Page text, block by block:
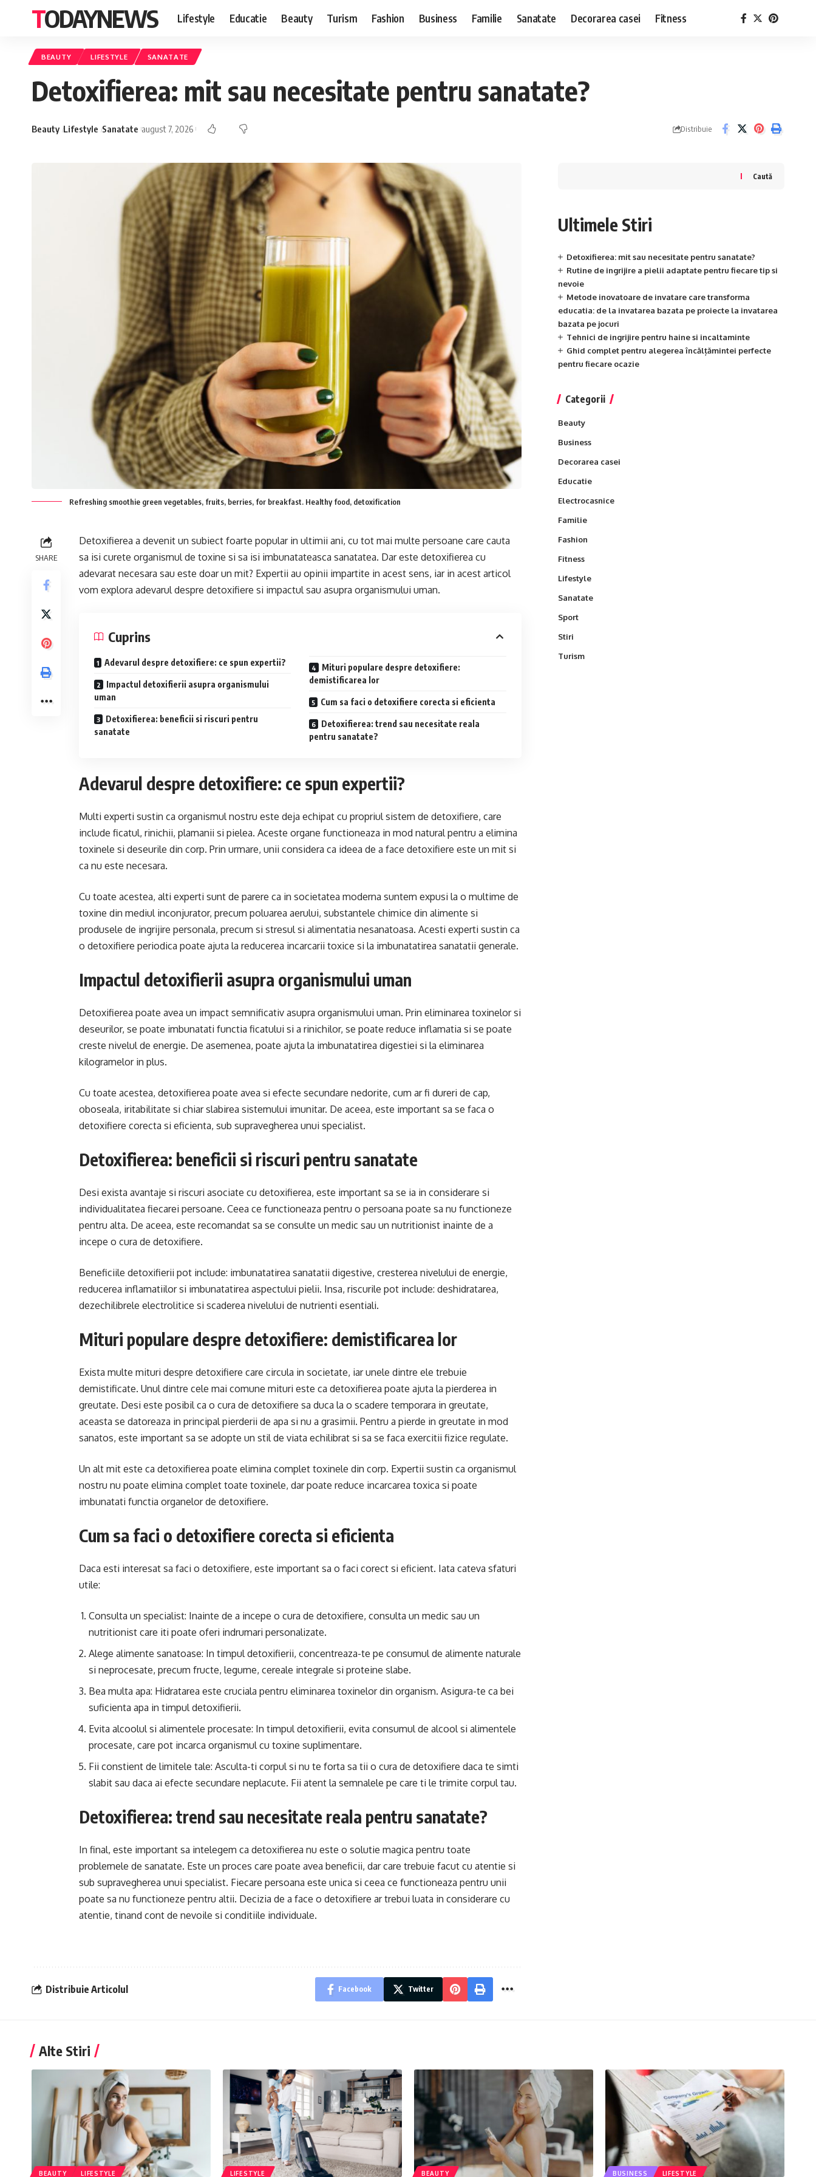
TODAYNEWS Lifestyle Educatie Beauty Turism Fashion Business Familie Sanatate Decorarea casei Fitness
BEAUTY LIFESTYLE SANATATE
Detoxifierea: mit sau necesitate pentru sanatate?
Beauty Lifestyle Sanatate august 7, 2026 Distribuie
Refreshing smoothie green vegetables, fruits, berries, for breakfast. Healthy food, detoxification
SHARE
Detoxifierea a devenit un subiect foarte popular in ultimii ani, cu tot mai multe persoane care cauta
sa isi curete organismul de toxine si sa isi imbunatateasca sanatatea. Dar este detoxifierea cu
adevarat necesara sau este doar un mit? Expertii au opinii impartite in acest sens, iar in acest articol
vom explora adevarul despre detoxifiere si impactul sau asupra organismului uman.
Cuprins
Adevarul despre detoxifiere: ce spun expertii?
Impactul detoxifierii asupra organismului
uman
Detoxifierea: beneficii si riscuri pentru
sanatate
Mituri populare despre detoxifiere:
demistificarea lor
Cum sa faci o detoxifiere corecta si eficienta
Detoxifierea: trend sau necesitate reala
pentru sanatate?
Adevarul despre detoxifiere: ce spun expertii?
Multi experti sustin ca organismul nostru este deja echipat cu propriul sistem de detoxifiere, care
include ficatul, rinichii, plamanii si pielea. Aceste organe functioneaza in mod natural pentru a elimina
toxinele si deseurile din corp. Prin urmare, unii considera ca ideea de a face detoxifiere este un mit si
ca nu este necesara.
Cu toate acestea, alti experti sunt de parere ca in societatea moderna suntem expusi la o multime de
toxine din mediul inconjurator, precum poluarea aerului, substantele chimice din alimente si
produsele de ingrijire personala, precum si stresul si alimentatia nesanatoasa. Acesti experti sustin ca
o detoxifiere periodica poate ajuta la reducerea incarcarii toxice si la imbunatatirea sanatatii generale.
Impactul detoxifierii asupra organismului uman
Detoxifierea poate avea un impact semnificativ asupra organismului uman. Prin eliminarea toxinelor si
deseurilor, se poate imbunatati functia ficatului si a rinichilor, se poate reduce inflamatia si se poate
creste nivelul de energie. De asemenea, poate ajuta la imbunatatirea digestiei si la eliminarea
kilogramelor in plus.
Cu toate acestea, detoxifierea poate avea si efecte secundare nedorite, cum ar fi dureri de cap,
oboseala, iritabilitate si chiar slabirea sistemului imunitar. De aceea, este important sa se faca o
detoxifiere corecta si eficienta, sub supravegherea unui specialist.
Detoxifierea: beneficii si riscuri pentru sanatate
Desi exista avantaje si riscuri asociate cu detoxifierea, este important sa se ia in considerare si
individualitatea fiecarei persoane. Ceea ce functioneaza pentru o persoana poate sa nu functioneze
pentru alta. De aceea, este recomandat sa se consulte un medic sau un nutritionist inainte de a
incepe o cura de detoxifiere.
Beneficiile detoxifierii pot include: imbunatatirea sanatatii digestive, cresterea nivelului de energie,
reducerea inflamatiilor si imbunatatirea aspectului pielii. Insa, riscurile pot include: deshidratarea,
dezechilibrele electrolitice si scaderea nivelului de nutrienti esentiali.
Mituri populare despre detoxifiere: demistificarea lor
Exista multe mituri despre detoxifiere care circula in societate, iar unele dintre ele trebuie
demistificate. Unul dintre cele mai comune mituri este ca detoxifierea poate ajuta la pierderea in
greutate. Desi este posibil ca o cura de detoxifiere sa duca la o scadere temporara in greutate,
aceasta se datoreaza in principal pierderii de apa si nu a grasimii. Pentru a pierde in greutate in mod
sanatos, este important sa se adopte un stil de viata echilibrat si sa se faca exercitii fizice regulate.
Un alt mit este ca detoxifierea poate elimina complet toxinele din corp. Expertii sustin ca organismul
nostru nu poate elimina complet toate toxinele, dar poate reduce incarcarea toxica si poate
imbunatati functia organelor de detoxifiere.
Cum sa faci o detoxifiere corecta si eficienta
Daca esti interesat sa faci o detoxifiere, este important sa o faci corect si eficient. Iata cateva sfaturi
utile:
Consulta un specialist: Inainte de a incepe o cura de detoxifiere, consulta un medic sau un
nutritionist care iti poate oferi indrumari personalizate.
Alege alimente sanatoase: In timpul detoxifierii, concentreaza-te pe consumul de alimente naturale
si neprocesate, precum fructe, legume, cereale integrale si proteine slabe.
Bea multa apa: Hidratarea este cruciala pentru eliminarea toxinelor din organism. Asigura-te ca bei
suficienta apa in timpul detoxifierii.
Evita alcoolul si alimentele procesate: In timpul detoxifierii, evita consumul de alcool si alimentele
procesate, care pot incarca organismul cu toxine suplimentare.
Fii constient de limitele tale: Asculta-ti corpul si nu te forta sa tii o cura de detoxifiere daca te simti
slabit sau daca ai efecte secundare neplacute. Fii atent la semnalele pe care ti le trimite corpul tau.
Detoxifierea: trend sau necesitate reala pentru sanatate?
In final, este important sa intelegem ca detoxifierea nu este o solutie magica pentru toate
problemele de sanatate. Este un proces care poate avea beneficii, dar care trebuie facut cu atentie si
sub supravegherea unui specialist. Fiecare persoana este unica si ceea ce functioneaza pentru unii
poate sa nu functioneze pentru altii. Decizia de a face o detoxifiere ar trebui luata in considerare cu
atentie, tinand cont de nevoile si conditiile individuale.
Distribuie Articolul Facebook Twitter
Caută
Ultimele Stiri
Detoxifierea: mit sau necesitate pentru sanatate?
Rutine de ingrijire a pielii adaptate pentru fiecare tip si
nevoie
Metode inovatoare de invatare care transforma
educatia: de la invatarea bazata pe proiecte la invatarea
bazata pe jocuri
Tehnici de ingrijire pentru haine si incaltaminte
Ghid complet pentru alegerea încălțămintei perfecte
pentru fiecare ocazie
Categorii
Beauty
Business
Decorarea casei
Educatie
Electrocasnice
Familie
Fashion
Fitness
Lifestyle
Sanatate
Sport
Stiri
Turism
Alte Stiri
BEAUTY LIFESTYLE LIFESTYLE BEAUTY BUSINESS LIFESTYLE